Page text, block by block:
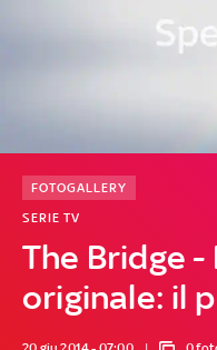
The Bridge -
originale: il
SERIE TV
FOTOGALLERY